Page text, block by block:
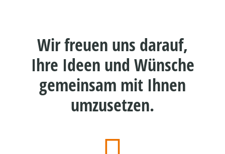
Wir freuen uns darauf,
Ihre Ideen und Wünsche
gemeinsam mit Ihnen
umzusetzen.